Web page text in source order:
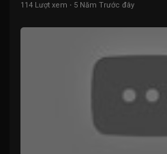
114 Lượt xem · 5 Năm Trước đây